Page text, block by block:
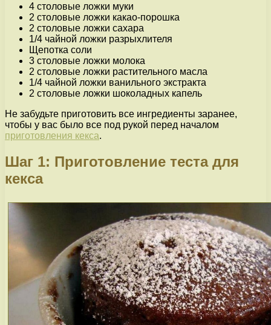
4 столовые ложки муки
2 столовые ложки какао-порошка
2 столовые ложки сахара
1/4 чайной ложки разрыхлителя
Щепотка соли
3 столовые ложки молока
2 столовые ложки растительного масла
1/4 чайной ложки ванильного экстракта
2 столовые ложки шоколадных капель
Не забудьте приготовить все ингредиенты заранее,
чтобы у вас было все под рукой перед началом
приготовления кекса.
Шаг 1: Приготовление теста для
кекса